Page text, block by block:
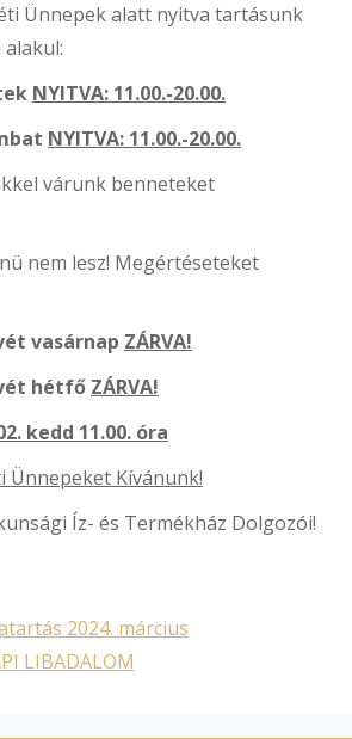
Ünnepek alatt nyitva tartásunk
NYITVA: 11.00.-20.00.
NYITVA: 11.00.-20.00.
várunk benneteket
nem lesz! Megértéseteket
vasárnap ZÁRVA!
hétfő ZÁRVA!
kedd 11.00. óra
Ünnepeket Kívánunk!
Íz- és Termékház Dolgozói!
2024. március
LIBADALOM